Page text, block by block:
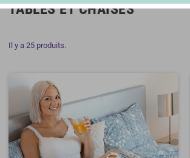
TABLES ET CHAISES
Il y a 25 produits.